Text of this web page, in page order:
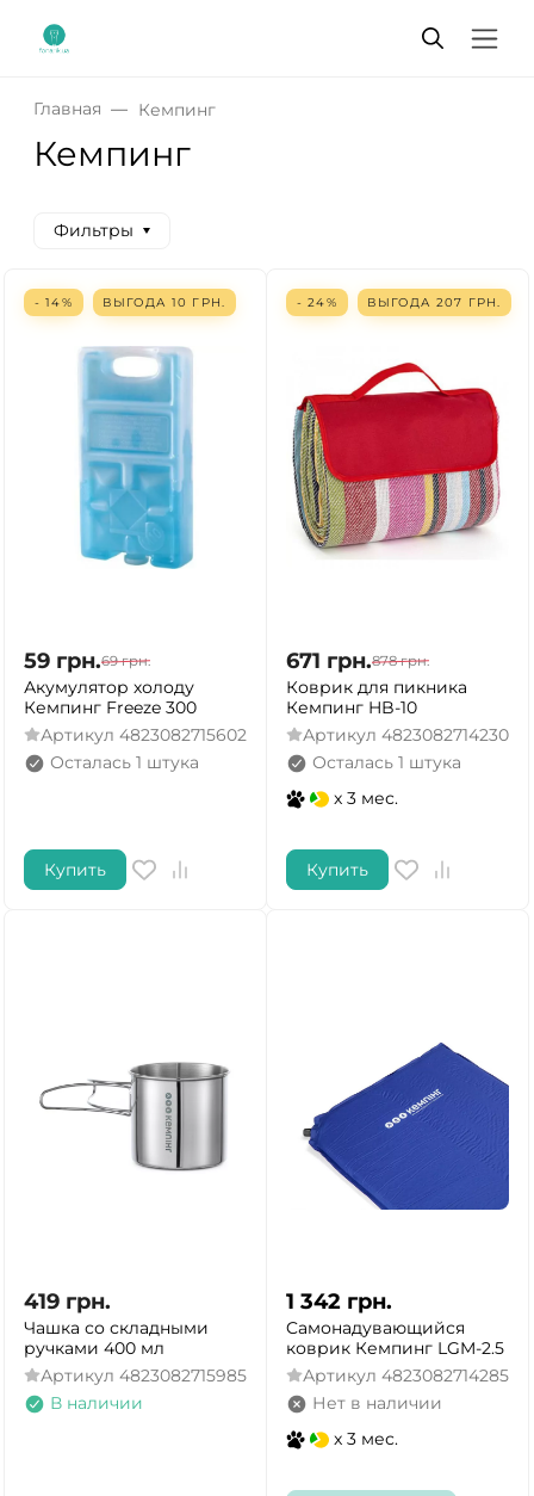
Главная Кемпинг
Кемпинг
Фильтры
- 14% ВЫГОДА 10 ГРН.
59 грн.69 грн.
Акумулятор холоду
Кемпинг Freeze 300
Артикул 4823082715602
Осталась 1 штука
Купить
- 24% ВЫГОДА 207 ГРН.
671 грн.878 грн.
Коврик для пикника
Кемпинг HB-10
Артикул 4823082714230
Осталась 1 штука
x 3 мес.
Купить
419 грн.
Чашка со складными
ручками 400 мл
Артикул 4823082715985
В наличии
1 342 грн.
Cамонадувающийся
коврик Кемпинг LGM-2.5
Артикул 4823082714285
Нет в наличии
x 3 мес.